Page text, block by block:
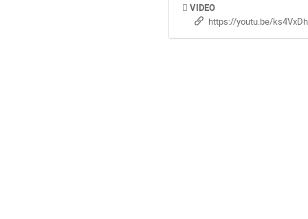
VIDEO
https://youtu.be/